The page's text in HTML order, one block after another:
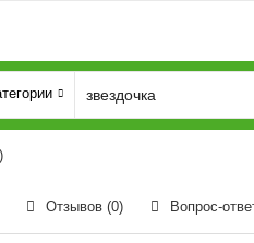
Отзывов (0) Вопрос-